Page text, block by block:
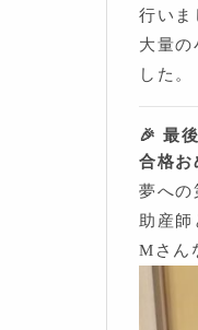
行いま
大量の
した。
🎉 最
合格お
夢への
助産
Mさん